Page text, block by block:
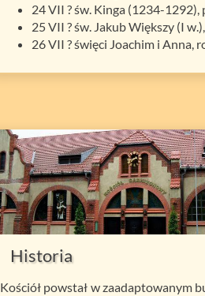
24 VII ? św. Kinga (1234-1292),
25 VII ? św. Jakub Większy (I
26 VII ? święci Joachim i Anna,
Historia
Kościół powstał w zaadaptowanym